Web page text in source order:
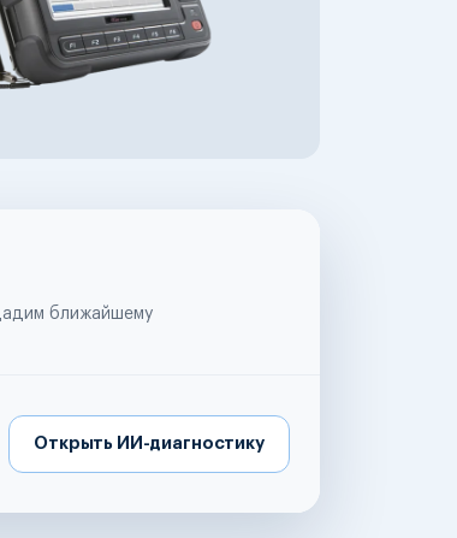
ближайшему
Открыть ИИ-диагностику